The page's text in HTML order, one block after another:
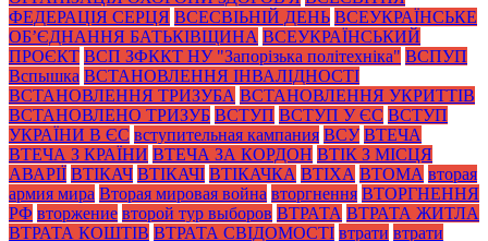
ФЕДЕРАЦІЯ СЕРЦЯ ВСЕСВІЬНІЙ ДЕНЬ ВСЕУКРАЇНСЬКЕ
ОБ’ЄДНАННЯ БАТЬКІВЩИНА ВСЕУКРАЇНСЬКИЙ
ПРОЄКТ ВСП ЗФККТ НУ "Запорізька політехніка" ВСПУП
Вспышка ВСТАНОВЛЕННЯ ІНВАЛІДНОСТІ
ВСТАНОВЛЕННЯ ТРИЗУБА ВСТАНОВЛЕННЯ УКРИТТІВ
ВСТАНОВЛЕНО ТРИЗУБ ВСТУП ВСТУП У ЄС ВСТУП
УКРАЇНИ В ЄС вступительная кампания ВСУ ВТЕЧА
ВТЕЧА З КРАЇНИ ВТЕЧА ЗА КОРДОН ВТІК З МІСЦЯ
АВАРІЇ ВТІКАЧ ВТІКАЧІ ВТІКАЧКА ВТІХА ВТОМА вторая
армия мира Вторая мировая война вторгнення ВТОРГНЕННЯ
РФ вторжение второй тур выборов ВТРАТА ВТРАТА ЖИТЛА
ВТРАТА КОШТІВ ВТРАТА СВІДОМОСТІ втрати втрати